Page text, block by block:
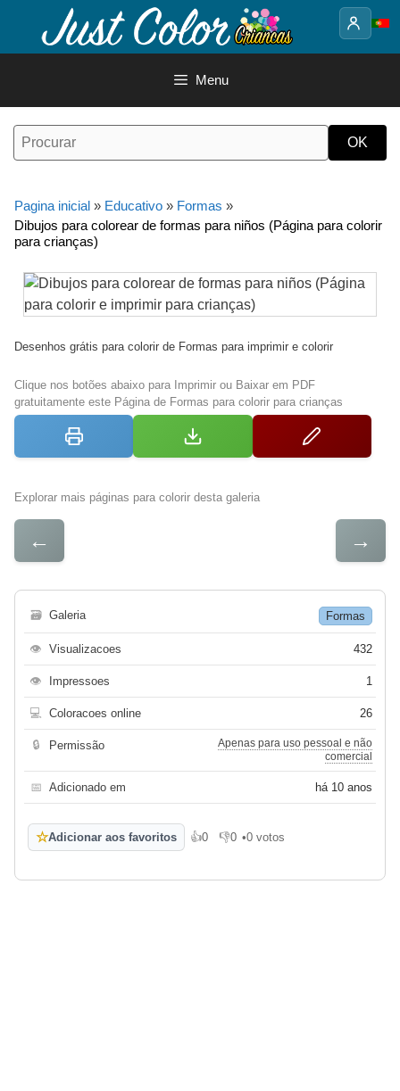
o
Menu
Pagina inicial » Educativo » Formas »
Dibujos para colorear de formas para niños (Página para colorir
para crianças)
Desenhos grátis para colorir de Formas para imprimir e colorir
Clique nos botões abaixo para Imprimir ou Baixar em PDF
gratuitamente este Página de Formas para colorir para crianças
Explorar mais páginas para colorir desta galeria
← →
🗃 Galeria Formas
👁 Visualizacoes 432
👁 Impressoes 1
💻 Coloracoes online 26
🔒 Permissão
Apenas para uso pessoal e não
comercial
📅 Adicionado em há 10 anos
☆Adicionar aos favoritos 👍0
Gosto 👎0
Não gosto
•0 votos